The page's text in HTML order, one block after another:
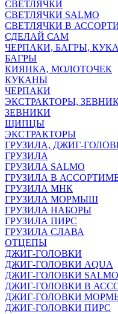
СВЕТЛЯЧКИ
СВЕТЛЯЧКИ SALMO
СВЕТЛЯЧКИ В
СДЕЛАЙ САМ
ЧЕРПАКИ, БАГРЫ,
БАГРЫ
КИЯНКА, МОЛОТОЧЕК
КУКАНЫ
ЧЕРПАКИ
ЭКСТРАКТОРЫ,
ЗЕВНИКИ
ЩИПЦЫ
ЭКСТРАКТОРЫ
ГРУЗИЛА, ДЖИГ-
ГРУЗИЛА
ГРУЗИЛА SALMO
ГРУЗИЛА В
ГРУЗИЛА МНК
ГРУЗИЛА МОРМЫШ
ГРУЗИЛА НАБОРЫ
ГРУЗИЛА ПИРС
ГРУЗИЛА СЛАВА
ОТЦЕПЫ
ДЖИГ-ГОЛОВКИ
ДЖИГ-ГОЛОВКИ AQUA
ДЖИГ-ГОЛОВКИ SALMO
ДЖИГ-ГОЛОВКИ В
ДЖИГ-ГОЛОВКИ
ДЖИГ-ГОЛОВКИ ПИРС